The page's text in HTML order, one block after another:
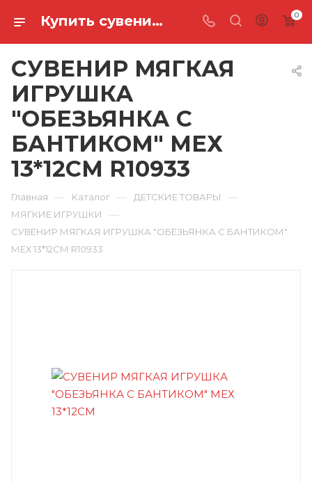
Купить сувенир мягкая игрушка "обезьянка с бантиком" мех 13*12см R10933 в Ростове-на-Дону 0
СУВЕНИР МЯГКАЯ
ИГРУШКА
"ОБЕЗЬЯНКА С
БАНТИКОМ" МЕХ
13*12СМ R10933
Главная — Каталог — ДЕТСКИЕ ТОВАРЫ —
МЯГКИЕ ИГРУШКИ —
СУВЕНИР МЯГКАЯ ИГРУШКА "ОБЕЗЬЯНКА С БАНТИКОМ"
МЕХ 13*12СМ R10933